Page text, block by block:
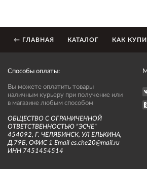
← ГЛАВНАЯ КАТАЛОГ КАК
Способы оплаты:
Вы можете оплатить товары
наличным курьеру при получение или
в магазине любым способом
ОБЩЕСТВО С ОГРАНИЧЕННОЙ
ОТВЕТСТВЕННОСТЬЮ "ЭСЧЕ"
454092, Г. ЧЕЛЯБИНСК, УЛ ЕЛЬКИНА,
Д.79Б, ОФИС 1 Email es.che20@mail.ru
ИНН 7451454514